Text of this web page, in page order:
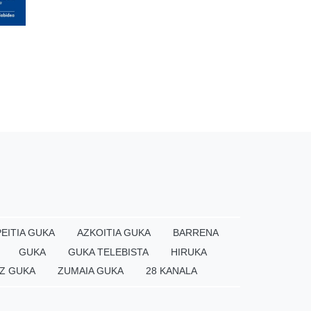
GUKA AZKOITIA GUKA
BARRENA
GUKA GUKA TELEBISTA
HIRUKA
GUKA ZUMAIA GUKA 28 KANALA